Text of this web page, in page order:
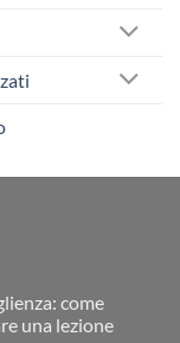
come
una lezione